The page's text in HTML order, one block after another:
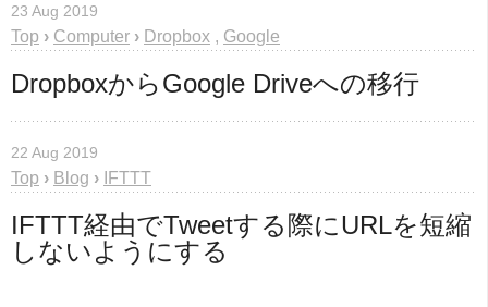
23 Aug 2019
Top › Computer › Dropbox , Google
DropboxからGoogle Driveへの移行
22 Aug 2019
Top › Blog › IFTTT
IFTTT経由でTweetする際にURLを短縮
しないようにする